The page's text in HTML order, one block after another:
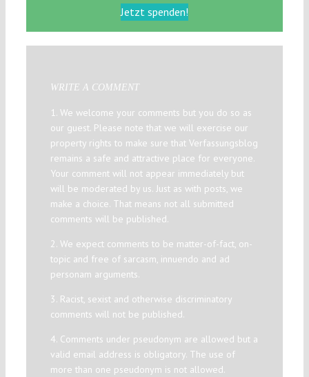
Jetzt spenden!
WRITE A COMMENT
1. We welcome your comments but you do so as
our guest. Please note that we will exercise our
property rights to make sure that Verfassungsblog
remains a safe and attractive place for everyone.
Your comment will not appear immediately but
will be moderated by us. Just as with posts, we
make a choice. That means not all submitted
comments will be published.
2. We expect comments to be matter-of-fact, on-
topic and free of sarcasm, innuendo and ad
personam arguments.
3. Racist, sexist and otherwise discriminatory
comments will not be published.
4. Comments under pseudonym are allowed but a
valid email address is obligatory. The use of
more than one pseudonym is not allowed.